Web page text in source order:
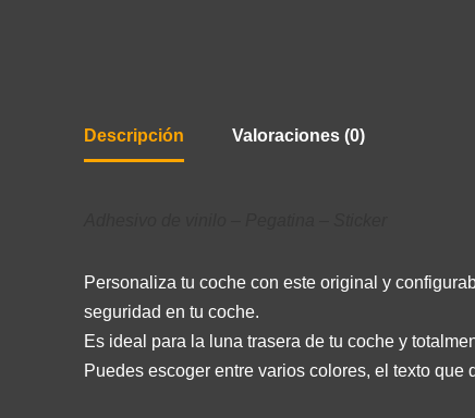
Descripción Valoraciones (0)
Personaliza tu coche con este original y
seguridad en tu coche.
Es ideal para la luna trasera de tu coche y
Puedes escoger entre varios colores, el texto